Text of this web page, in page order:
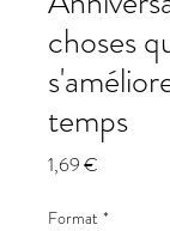
choses
temps
1,69 €
Format *